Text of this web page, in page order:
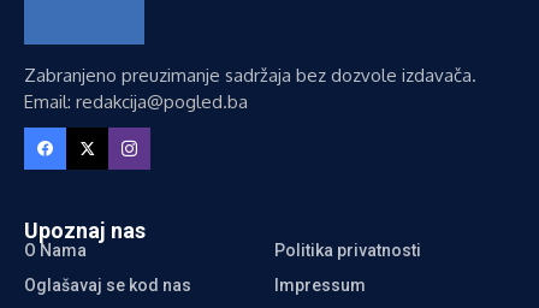
Zabranjeno preuzimanje sadržaja bez dozvole izdavača.
Email: redakcija@pogled.ba
Upoznaj nas
O Nama
Politika privatnosti
Oglašavaj se kod nas
Impressum